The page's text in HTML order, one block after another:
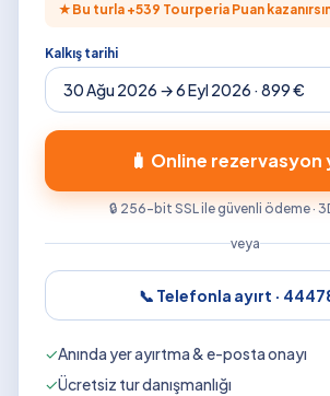
★ Bu turla +539 Tourperia Puan
Kalkış tarihi
🧳 Online rezervasyon
🔒 256-bit SSL ile güvenli ödeme ·
veya
📞 Telefonla ayırt ·
✓Anında yer ayırtma & e-posta onayı
✓Ücretsiz tur danışmanlığı